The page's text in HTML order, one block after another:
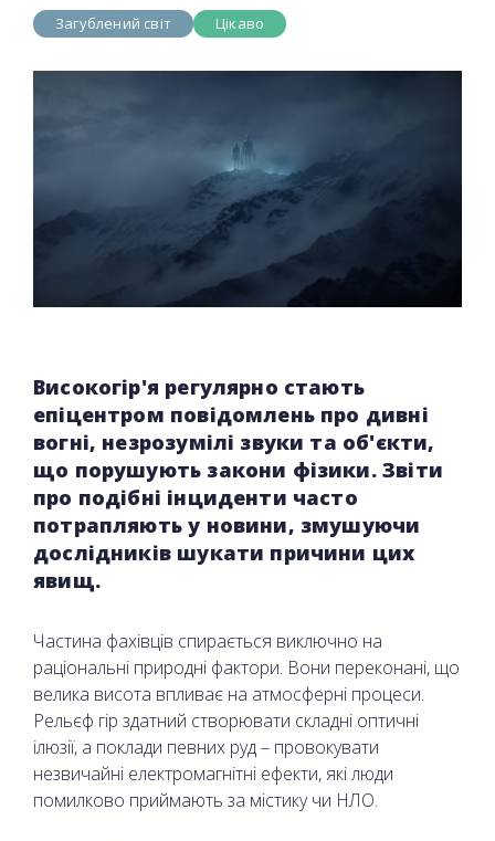
Загублений світ Цікаво
Високогір'я регулярно стають
епіцентром повідомлень про дивні
вогні, незрозумілі звуки та об'єкти,
що порушують закони фізики. Звіти
про подібні інциденти часто
потрапляють у новини, змушуючи
дослідників шукати причини цих
явищ.
Частина фахівців спирається виключно на
раціональні природні фактори. Вони переконані, що
велика висота впливає на атмосферні процеси.
Рельєф гір здатний створювати складні оптичні
ілюзії, а поклади певних руд – провокувати
незвичайні електромагнітні ефекти, які люди
помилково приймають за містику чи НЛО.